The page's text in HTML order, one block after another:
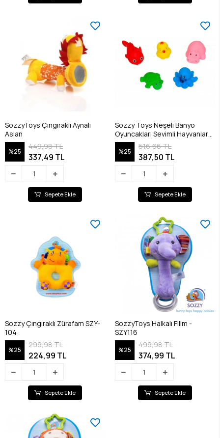
SozzyToys Çıngıraklı Aynalı
Aslan
%25
449,98 TL
337,49 TL
Sepete Ekle
Sozzy Toys Neşeli Banyo
Oyuncakları Sevimli Hayvanlar
5'li
%25
516,66 TL
387,50 TL
Sepete Ekle
​Sozzy Çıngıraklı Zürafam SZY-
104
%25
299,98 TL
224,99 TL
Sepete Ekle
SozzyToys Halkalı Filim -
SZY116
%25
499,98 TL
374,99 TL
Sepete Ekle